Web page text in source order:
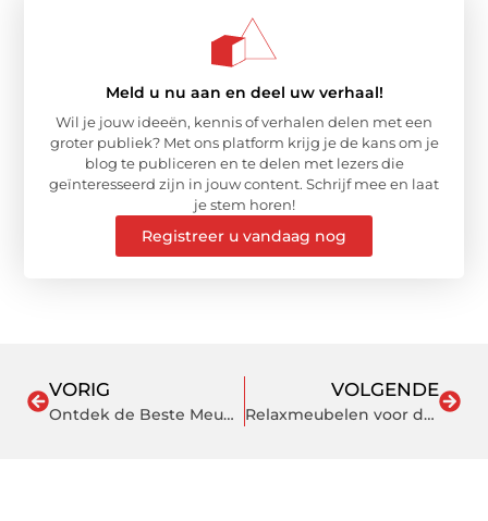
Meld u nu aan en deel uw verhaal!
Wil je jouw ideeën, kennis of verhalen delen met een
groter publiek? Met ons platform krijg je de kans om je
blog te publiceren en te delen met lezers die
geïnteresseerd zijn in jouw content. Schrijf mee en laat
je stem horen!
Registreer u vandaag nog
VORIG
Ontdek de Beste Meubelzaken in Alphen aan den Rijn voor Jouw Interieur
VOLGENDE
Relaxmeubelen voor de tuin: De perfecte plek om te ontspannen